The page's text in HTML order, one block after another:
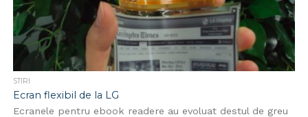
STIRI
Ecran flexibil de la LG
Ecranele pentru ebook readere au evoluat destul de greu